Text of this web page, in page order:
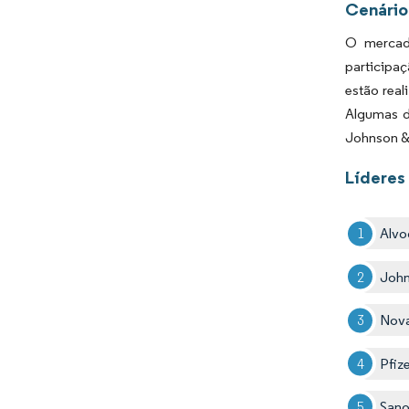
O
estão
Algumas
Johnson
Líderes